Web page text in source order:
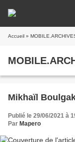
Accueil »
Mikhaïl
Publié le 29/06/2021 à
Par Mapero